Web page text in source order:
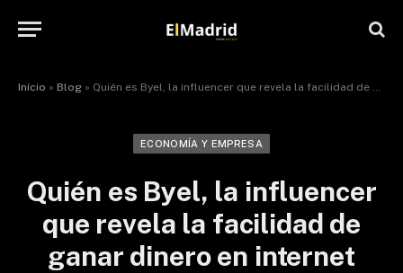
Início » Blog » Quién es Byel, la influencer que revela la facilidad de ganar dinero en internet
ECONOMÍA Y EMPRESA
Quién es Byel, la influencer
que revela la facilidad de
ganar dinero en internet